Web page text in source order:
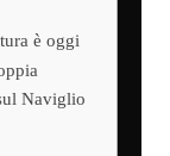
è oggi
Naviglio